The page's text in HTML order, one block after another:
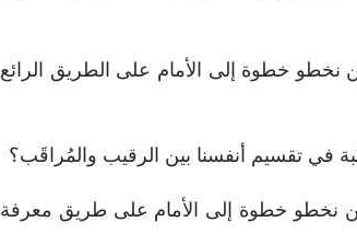
نخطو خطوة إلى الأمام على الطريق الرائع
في تقسيم أنفسنا بين الرقيب والمُراقَب؟
لن نخطو خطوة إلى الأمام على طريق معرفة